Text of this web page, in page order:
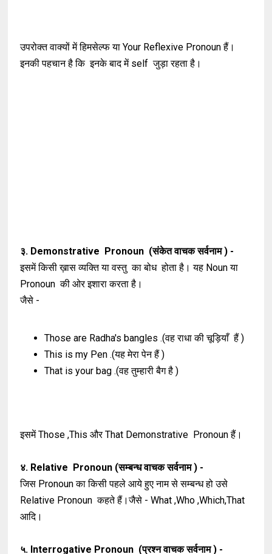
उपरोक्त वाक्यों में हिमसेल्फ या Your Reflexive Pronoun हैं।
इनकी पहचान है कि इनके बाद में self जुड़ा रहता है।
३. Demonstrative Pronoun (संकेत वाचक सर्वनाम ) -
इसमें किसी ख़ास व्यक्ति या वस्तु का बोध होता है। यह Noun या
Pronoun की ओर इशारा करता है।
जैसे -
Those are Radha's bangles .(वह राधा की चूड़ियाँ हैं )
This is my Pen .(यह मेरा पेन हैं )
That is your bag .(वह तुम्हारी बैग है )
इसमें Those ,This और That Demonstrative Pronoun हैं।
४. Relative Pronoun (सम्बन्ध वाचक सर्वनाम ) -
जिस Pronoun का किसी पहले आये हुए नाम से सम्बन्ध हो उसे
Relative Pronoun कहते हैं।जैसे - What ,Who ,Which,That
आदि।
५. Interrogative Pronoun (प्रश्न वाचक सर्वनाम ) -